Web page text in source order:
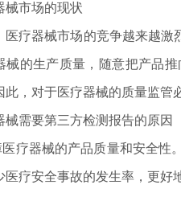
能的通用要求 并列标准：···
械市场的现状
医疗器械市场的竞争越来越
械的生产质量，随意把产品
此，对于医疗器械的质量监管
械需要第三方检测报告的原因
医疗器械的产品质量和安全性
医疗安全事故的发生率，更好